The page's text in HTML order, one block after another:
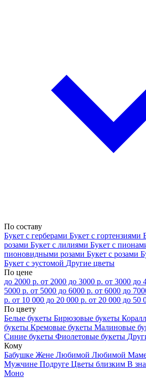
По составу
Букет с герберами Букет с гортензиями
розами Букет с лилиями Букет с
пионовидными розами Букет с розами
Букет с эустомой Другие цветы
По цене
до 2000 р. от 2000 до 3000 р. от 3000 до
5000 р. от 5000 до 6000 р. от 6000 до
р. от 10 000 до 20 000 р. от 20 000 до 50
По цвету
Белые букеты Бирюзовые букеты
букеты Кремовые букеты Малиновые
Синие букеты Фиолетовые букеты
Кому
Бабушке Жене Любимой Любимой
Мужчине Подруге Цветы близким В
Моно